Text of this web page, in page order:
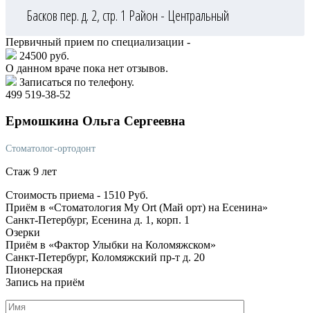
Басков пер. д. 2, стр. 1 Район - Центральный
Первичный прием по специализации -
24500 руб.
О данном враче пока нет отзывов.
Записаться по телефону.
499 519-38-52
Ермошкина Ольга Сергеевна
Стоматолог-ортодонт
Стаж 9 лет
Стоимость приема - 1510 Руб.
Приём в «Стоматология My Ort (Май орт) на Есенина»
Санкт-Петербург, Есенина д. 1, корп. 1
Озерки
Приём в «Фактор Улыбки на Коломяжском»
Санкт-Петербург, Коломяжский пр-т д. 20
Пионерская
Запись на приём